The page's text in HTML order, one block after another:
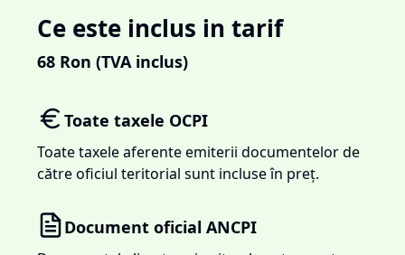
Ce este inclus in tarif
68 Ron (TVA inclus)
Toate taxele OCPI
Toate taxele aferente emiterii documentelor de
către oficiul teritorial sunt incluse în preț.
Document oficial ANCPI